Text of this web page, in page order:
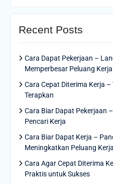
Recent Posts
Cara Dapat Pekerjaan –
Memperbesar Peluang Kerja
Cara Cepat Diterima Kerja
Terapkan
Cara Biar Dapat Pekerjaan
Pencari Kerja
Cara Biar Dapat Kerja –
Meningkatkan Peluang
Cara Agar Cepat Diterima
Praktis untuk Sukses